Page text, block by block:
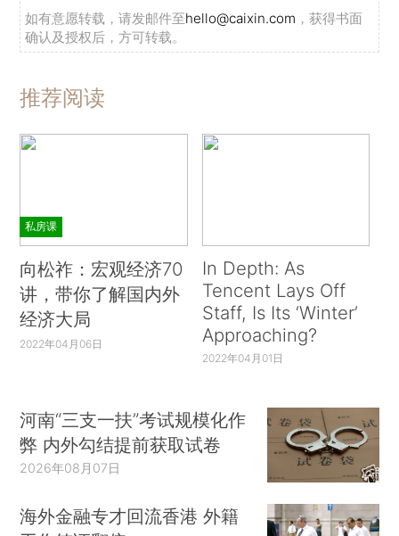
如有意愿转载，请发邮件至hello@caixin.com ，获得书面
确认及授权后，方可转载。
推荐阅读
私房课
向松祚：宏观经济70
讲，带你了解国内外
经济大局
2022年04月06日
In Depth: As
Tencent Lays Off
Staff, Is Its ‘Winter’
Approaching?
2022年04月01日
河南“三支一扶”考试规模化作
弊 内外勾结提前获取试卷
2026年08月07日
海外金融专才回流香港 外籍